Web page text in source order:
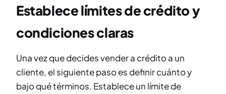
Establece límites de crédito y
condiciones claras
Una vez que decides vender a crédito a un
cliente, el siguiente paso es definir cuánto y
bajo qué términos. Establece un límite de